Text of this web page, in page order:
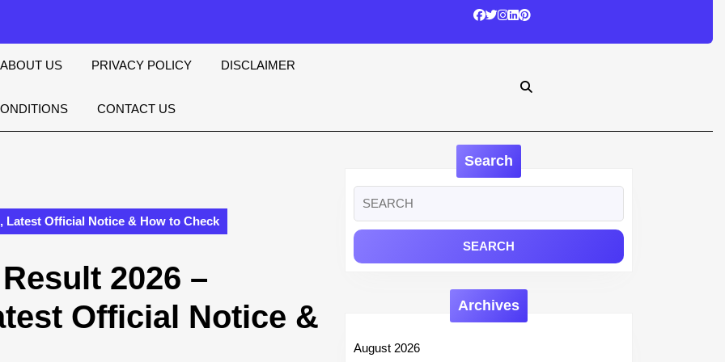
ABOUT US PRIVACY POLICY DISCLAIMER
CONTACT US
Latest Official Notice & How to Check
2026 –
Official Notice &
Search
for:
Archives
August 2026